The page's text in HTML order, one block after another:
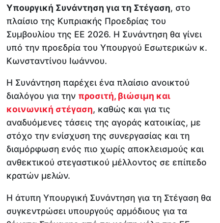
Υπουργική Συνάντηση για τη Στέγαση, στο
πλαίσιο της Κυπριακής Προεδρίας του
Συμβουλίου της ΕΕ 2026. Η Συνάντηση θα γίνει
υπό την προεδρία του Υπουργού Εσωτερικών κ.
Κωνσταντίνου Ιωάννου.
Η Συνάντηση παρέχει ένα πλαίσιο ανοικτού
διαλόγου για την προσιτή, βιώσιμη και
κοινωνική στέγαση, καθώς και για τις
αναδυόμενες τάσεις της αγοράς κατοικίας, με
στόχο την ενίσχυση της συνεργασίας και τη
διαμόρφωση ενός πιο χωρίς αποκλεισμούς και
ανθεκτικού στεγαστικού μέλλοντος σε επίπεδο
κρατών μελών.
Η άτυπη Υπουργική Συνάντηση για τη Στέγαση θα
συγκεντρώσει υπουργούς αρμόδιους για τα